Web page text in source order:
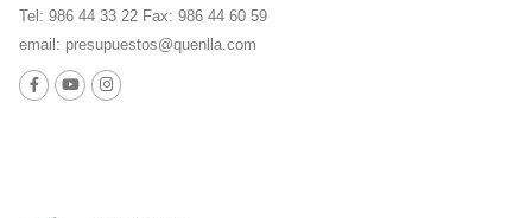
Tel: 986 44 33 22 Fax: 986 44 60 59
email: presupuestos@quenlla.com